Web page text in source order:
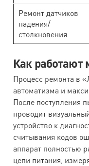
Ремонт датчиков
падения/
столкновения
Как работают
Процесс ремонта в
автоматизма и
После поступления
проводит
устройство к
считывания кодов
аппарат полностью
цепи питания,